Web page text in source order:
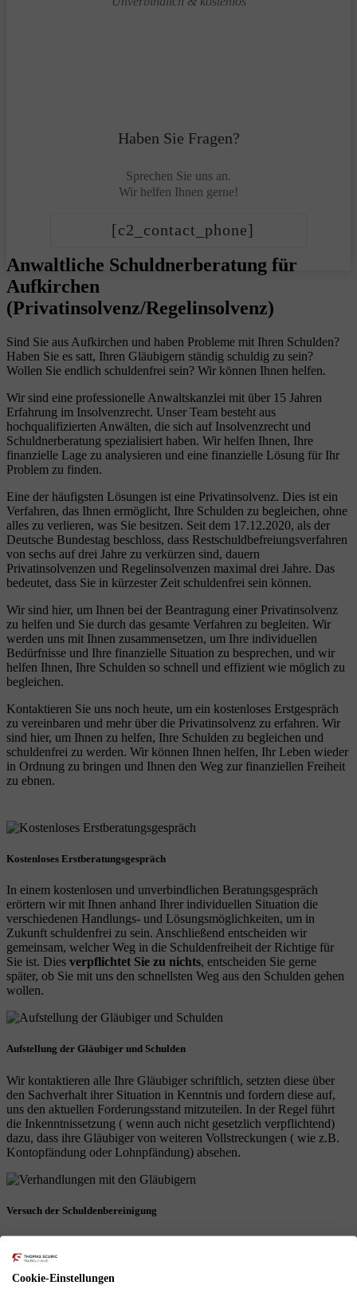
Haben Sie Fragen?
Sprechen Sie uns an.
Wir helfen Ihnen gerne!
[c2_contact_phone]
Anwaltliche Schuldnerberatung für
Aufkirchen
(Privatinsolvenz/Regelinsolvenz)
Sind Sie aus Aufkirchen und haben Probleme mit Ihren Schulden?
Haben Sie es satt, Ihren Gläubigern ständig schuldig zu sein?
Wollen Sie endlich schuldenfrei sein? Wir können Ihnen helfen.
Wir sind eine professionelle Anwaltskanzlei mit über 15 Jahren
Erfahrung im Insolvenzrecht. Unser Team besteht aus
hochqualifizierten Anwälten, die sich auf Insolvenzrecht und
Schuldnerberatung spezialisiert haben. Wir helfen Ihnen, Ihre
finanzielle Lage zu analysieren und eine finanzielle Lösung für Ihr
Problem zu finden.
Eine der häufigsten Lösungen ist eine Privatinsolvenz. Dies ist ein
Verfahren, das Ihnen ermöglicht, Ihre Schulden zu begleichen, ohne
alles zu verlieren, was Sie besitzen. Seit dem 17.12.2020, als der
Deutsche Bundestag beschloss, dass Restschuldbefreiungsverfahren
von sechs auf drei Jahre zu verkürzen sind, dauern
Privatinsolvenzen und Regelinsolvenzen maximal drei Jahre. Das
bedeutet, dass Sie in kürzester Zeit schuldenfrei sein können.
Wir sind hier, um Ihnen bei der Beantragung einer Privatinsolvenz
zu helfen und Sie durch das gesamte Verfahren zu begleiten. Wir
werden uns mit Ihnen zusammensetzen, um Ihre individuellen
Bedürfnisse und Ihre finanzielle Situation zu besprechen, und wir
helfen Ihnen, Ihre Schulden so schnell und effizient wie möglich zu
begleichen.
Kontaktieren Sie uns noch heute, um ein kostenloses Erstgespräch
zu vereinbaren und mehr über die Privatinsolvenz zu erfahren. Wir
sind hier, um Ihnen zu helfen, Ihre Schulden zu begleichen und
schuldenfrei zu werden. Wir können Ihnen helfen, Ihr Leben wieder
in Ordnung zu bringen und Ihnen den Weg zur finanziellen Freiheit
zu ebnen.
Kostenloses Erstberatungsgespräch
In einem kostenlosen und unverbindlichen Beratungsgespräch
erörtern wir mit Ihnen anhand Ihrer individuellen Situation die
verschiedenen Handlungs- und Lösungsmöglichkeiten, um in
Zukunft schuldenfrei zu sein. Anschließend entscheiden wir
gemeinsam, welcher Weg in die Schuldenfreiheit der Richtige für
Sie ist. Dies verpflichtet Sie zu nichts, entscheiden Sie gerne
später, ob Sie mit uns den schnellsten Weg aus den Schulden gehen
wollen.
Aufstellung der Gläubiger und Schulden
Wir kontaktieren alle Ihre Gläubiger schriftlich, setzten diese über
den Sachverhalt ihrer Situation in Kenntnis und fordern diese auf,
uns den aktuellen Forderungsstand mitzuteilen. In der Regel führt
die Inkenntnissetzung ( wenn auch nicht gesetzlich verpflichtend)
dazu, dass ihre Gläubiger von weiteren Vollstreckungen ( wie z.B.
Kontopfändung oder Lohnpfändung) absehen.
Versuch der Schuldenbereinigung
nach § 305 InsO gesetzlich vorgeschriebenen, außergerichtlichen
Gläubigern dar, dass Sie ihre Forderungen derzeit nicht erfüllen
Cookie-Einstellungen